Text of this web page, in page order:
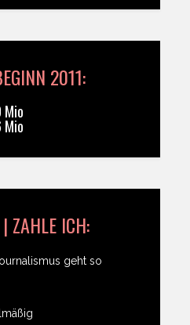
2011:
Mio
ZAHLE ICH:
geht so